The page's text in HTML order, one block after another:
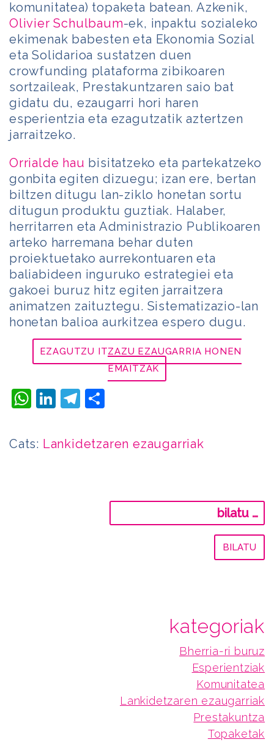
komunitatea) topaketa batean. Azkenik,
Olivier Schulbaum-ek, inpaktu sozialeko
ekimenak babesten eta Ekonomia Sozial
eta Solidarioa sustatzen duen
crowfunding plataforma zibikoaren
sortzaileak, Prestakuntzaren saio bat
gidatu du, ezaugarri hori haren
esperientzia eta ezagutzatik aztertzen
jarraitzeko.
Orrialde hau bisitatzeko eta partekatzeko
gonbita egiten dizuegu; izan ere, bertan
biltzen ditugu lan-ziklo honetan sortu
ditugun produktu guztiak. Halaber,
herritarren eta Administrazio Publikoaren
arteko harremana behar duten
proiektuetako aurrekontuaren eta
baliabideen inguruko estrategiei eta
gakoei buruz hitz egiten jarraitzera
animatzen zaituztegu. Sistematizazio-lan
honetan balioa aurkitzea espero dugu.
EZAGUTZU ITZAZU EZAUGARRIA HONEN
EMAITZAK
WhatsApp
LinkedIn
Telegram
Cats: Lankidetzaren ezaugarriak
kategoriak
Bherria-ri buruz
Esperientziak
Komunitatea
Lankidetzaren ezaugarriak
Prestakuntza
Topaketak